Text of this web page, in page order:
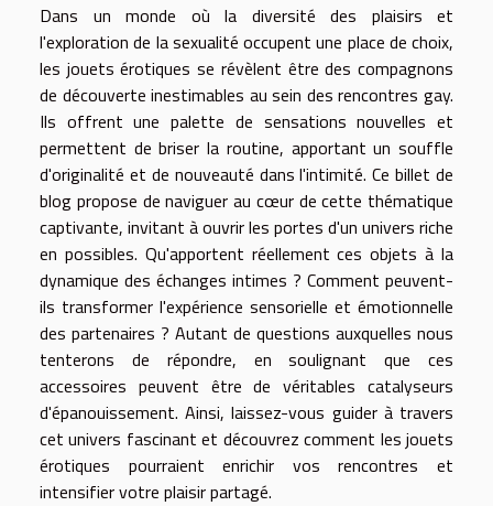
Dans un monde où la diversité des plaisirs et
l'exploration de la sexualité occupent une place de choix,
les jouets érotiques se révèlent être des compagnons
de découverte inestimables au sein des rencontres gay.
Ils offrent une palette de sensations nouvelles et
permettent de briser la routine, apportant un souffle
d'originalité et de nouveauté dans l'intimité. Ce billet de
blog propose de naviguer au cœur de cette thématique
captivante, invitant à ouvrir les portes d'un univers riche
en possibles. Qu'apportent réellement ces objets à la
dynamique des échanges intimes ? Comment peuvent-
ils transformer l'expérience sensorielle et émotionnelle
des partenaires ? Autant de questions auxquelles nous
tenterons de répondre, en soulignant que ces
accessoires peuvent être de véritables catalyseurs
d'épanouissement. Ainsi, laissez-vous guider à travers
cet univers fascinant et découvrez comment les jouets
érotiques pourraient enrichir vos rencontres et
intensifier votre plaisir partagé.